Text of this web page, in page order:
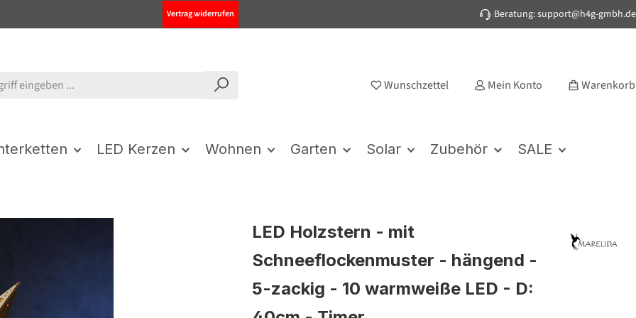
Vertrag widerrufen Beratung: support@h4g-gmbh.de
Wunschzettel Mein Konto Warenkorb
LED Kerzen Wohnen Garten Solar Zubehör SALE
LED Holzstern - mit
Schneeflockenmuster - hängend -
5-zackig - 10 warmweiße LED - D: